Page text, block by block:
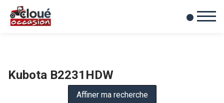
Mes favoris
0
Kubota B2231HDW
Affiner ma recherche